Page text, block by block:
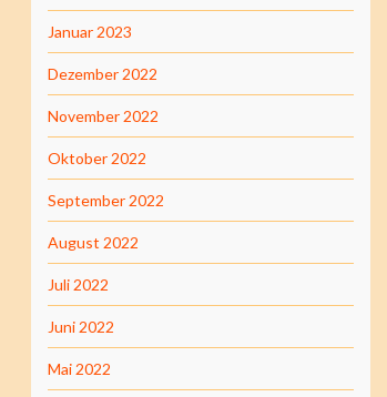
Januar 2023
Dezember 2022
November 2022
Oktober 2022
September 2022
August 2022
Juli 2022
Juni 2022
Mai 2022